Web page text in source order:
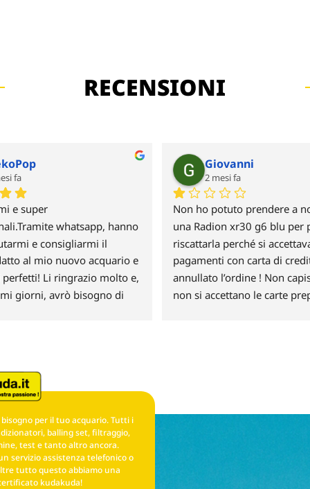
RECENSIONI
R.
fa
All for reef 1600g.la
e velocissima, imballaggio
prezzo molto conveniente.
vostra professionalità!
E. Ch. (E. C.
4 mesi fa
Ho fatto acquisti per la
questo negozio online e
mi ha stupita
stati rapidissimi nella
loro prezzi sono tra i più
concorrenziali.
per il tuo acquario. Tutti i
balling set, filtraggio,
test e tanto altro ancora.
servizio assistenza telefonico o
tutto questo abbiamo una
kudakuda!